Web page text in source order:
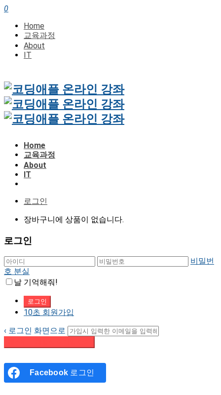
0
Home
교육과정
About
IT
Home
교육과정
About
IT
로그인
장바구니에 상품이 없습니다.
로그인
비밀번
호 분실
날 기억해줘!
10초 회원가입
‹ 로그인 화면으로
Facebook 로그인